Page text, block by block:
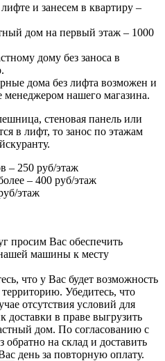
и занесем в квартиру –
дом на первый этаж – 1000
дому без заноса в
дома без лифта возможен и
менеджером нашего магазина.
стеновая панель или
в лифт, то занос по этажам
– 250 руб/этаж
– 400 руб/этаж
этаж
просим Вас обеспечить
машины к месту
что у Вас будет возможность
Убедитесь, что
отсутствия условий для
доставки в праве выгрузить
дом. По согласованию с
на склад и доставить
день за повторную оплату.